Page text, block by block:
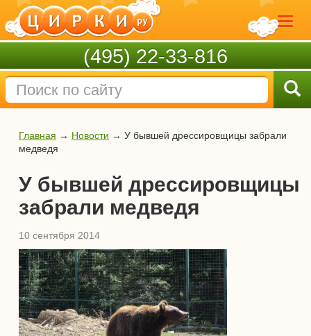
(495) 22-33-816
Главная → Новости → У бывшей дрессировщицы забрали
медведя
У бывшей дрессировщицы
забрали медведя
10 сентября 2014